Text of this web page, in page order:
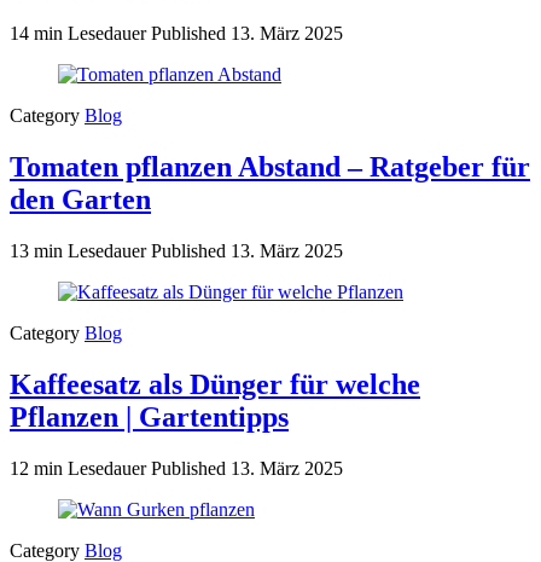
14 min LesedauerPublished 13. März 2025
Category Blog
Tomaten pflanzen Abstand – Ratgeber für
den Garten
13 min LesedauerPublished 13. März 2025
Category Blog
Kaffeesatz als Dünger für welche
Pflanzen | Gartentipps
12 min LesedauerPublished 13. März 2025
Category Blog